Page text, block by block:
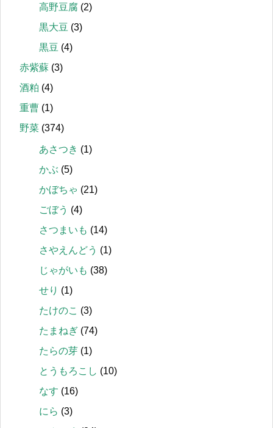
高野豆腐 (2)
黒大豆 (3)
黒豆 (4)
赤紫蘇 (3)
酒粕 (4)
重曹 (1)
野菜 (374)
あさつき (1)
かぶ (5)
かぼちゃ (21)
ごぼう (4)
さつまいも (14)
さやえんどう (1)
じゃがいも (38)
せり (1)
たけのこ (3)
たまねぎ (74)
たらの芽 (1)
とうもろこし (10)
なす (16)
にら (3)